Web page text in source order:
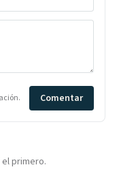
Comentar
el primero.